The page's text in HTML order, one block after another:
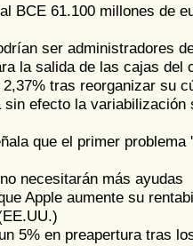
BCE 61.100 millones de
ser administradores
la salida de las cajas del
tras reorganizar su
sin efecto la variabilización
que el primer problema
necesitarán más ayudas
Apple aumente su
5% en preapertura tras